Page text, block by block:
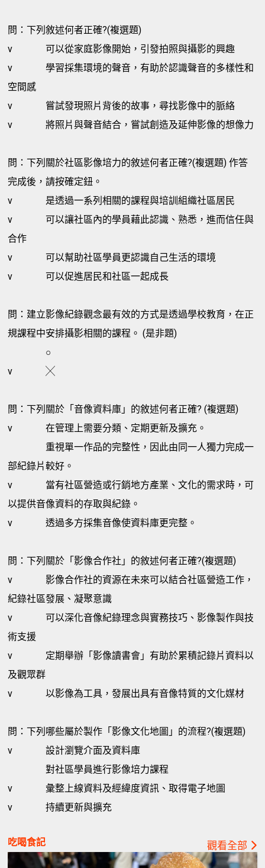
問：下列敘述何者正確?(複選題)
v
可以從家庭影像開始，引發拍照與攝影的興趣
v
學習採集環境的聲音，有助於認識聲音的多樣性和
空間感
v
嘗試發現照片背後的故事，尋找影像中的脈絡
v
將照片與聲音結合，嘗試創造及延伸影像的想像力
問：下列關於社區影像培力的敘述何者正確?(複選題) 作答
完成後，請按確定鈕。
v
是透過一系列相關的課程與培訓組織社區居民
v
可以讓社區內的學員藉此認識、熟悉，進而信任與
合作
v
可以幫助社區學員更認識自己生活的環境
v
可以促進居民和社區一起成長
問：建立影像紀錄觀念最有效的方式是透過學校教育，在正
規課程中安排攝影相關的課程。 (是非題)
○
v
╳
問：下列關於「音像資料庫」的敘述何者正確? (複選題)
v
在管理上需要分類、定期更新及擴充。
重視單一作品的完整性，因此由同一人獨力完成一
部紀錄片較好。
v
當有社區營造或行銷地方產業、文化的需求時，可
以提供音像資料的存取與紀錄。
v
透過多方採集音像使資料庫更完整。
問：下列關於「影像合作社」的敘述何者正確?(複選題)
v
影像合作社的資源在未來可以結合社區營造工作，
紀錄社區發展、凝聚意識
v
可以深化音像紀錄理念與實務技巧、影像製作與技
術支援
v
定期舉辦「影像讀書會」有助於累積記錄片資料以
及觀眾群
v
以影像為工具，發展出具有音像特質的文化媒材
問：下列哪些屬於製作「影像文化地圖」的流程?(複選題)
v
設計瀏覽介面及資料庫
對社區學員進行影像培力課程
v
彙整上線資料及經緯度資訊、取得電子地圖
v
持續更新與擴充
吃喝食記 觀看全部